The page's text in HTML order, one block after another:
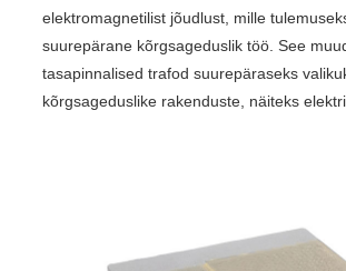
elektromagnetilist jõudlust, mille
suurepärane kõrgsageduslik töö. See
tasapinnalised trafod suurepäraseks
kõrgsageduslike rakenduste, näiteks